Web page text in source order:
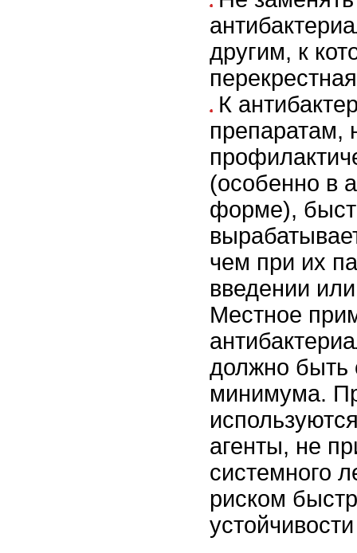
другим, к
К
препаратам,
(особенно в
форме),
чем при их
введении
Местное
должно быть
минимума.
агенты, не
системного
риском